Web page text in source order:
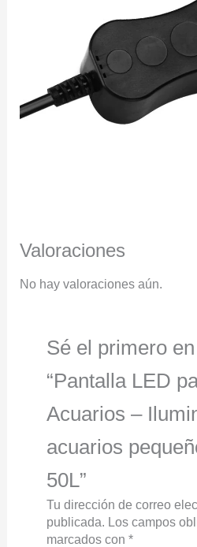
Valoraciones
No hay valoraciones aún.
Sé el primero
“Pantalla LED
Acuarios –
acuarios
50L”
Tu dirección de correo
publicada. Los campos
marcados con *